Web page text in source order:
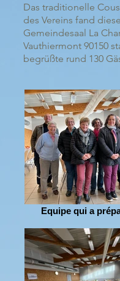
Das traditionelle
des Vereins fand
Gemeindesaal La
Vauthiermont 90150
begrüßte rund 130
Equipe qui a